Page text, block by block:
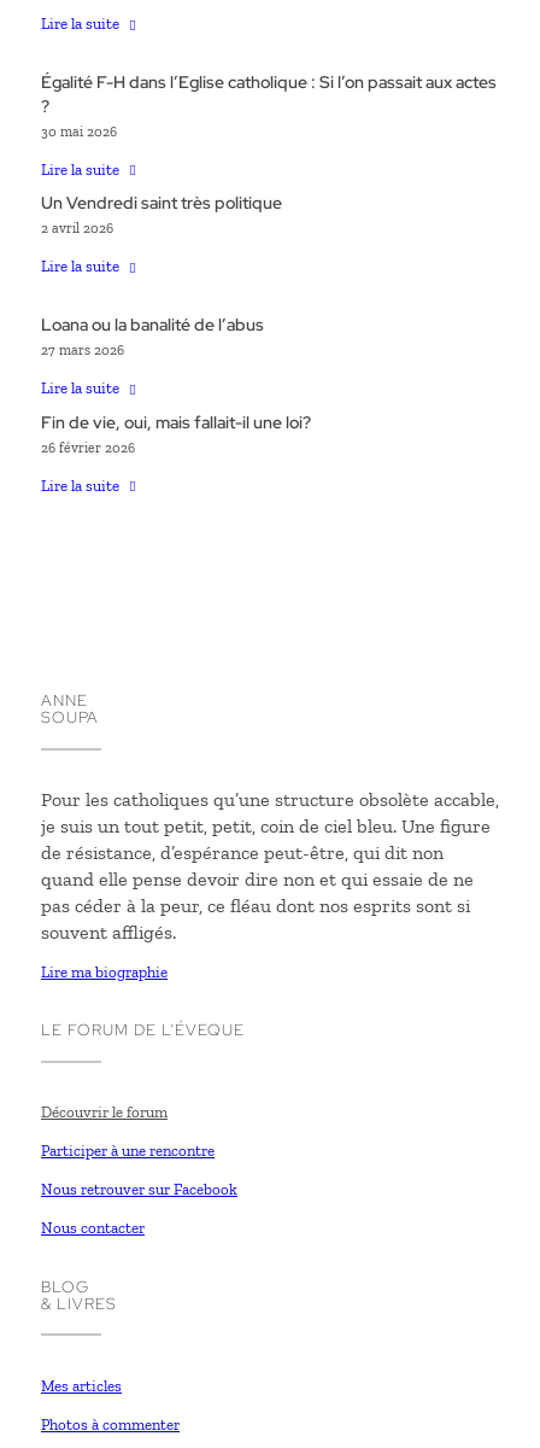
Lire la suite
Égalité F-H dans l’Eglise catholique : Si l’on passait aux actes
?
30 mai 2026
Lire la suite
Un Vendredi saint très politique
2 avril 2026
Lire la suite
Loana ou la banalité de l’abus
27 mars 2026
Lire la suite
Fin de vie, oui, mais fallait-il une loi?
26 février 2026
Lire la suite
ANNE
SOUPA
Pour les catholiques qu’une structure obsolète accable,
je suis un tout petit, petit, coin de ciel bleu. Une figure
de résistance, d’espérance peut-être, qui dit non
quand elle pense devoir dire non et qui essaie de ne
pas céder à la peur, ce fléau dont nos esprits sont si
souvent affligés.
Lire ma biographie
LE FORUM DE L’ÉVEQUE
Découvrir le forum
Participer à une rencontre
Nous retrouver sur Facebook
Nous contacter
BLOG
& LIVRES
Mes articles
Photos à commenter